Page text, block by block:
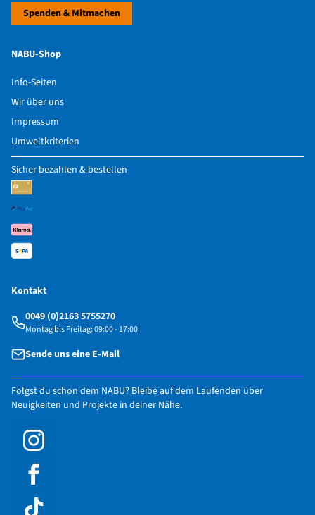
Spenden & Mitmachen
NABU-Shop
Info-Seiten
Wir über uns
Impressum
Umweltkriterien
Sicher bezahlen & bestellen
Kontakt
0049 (0)2163 5755270
Montag bis Freitag: 09:00 - 17:00
Sende uns eine E-Mail
Folgst du schon dem NABU? Bleibe auf dem Laufenden über
Neuigkeiten und Projekte in deiner Nähe.